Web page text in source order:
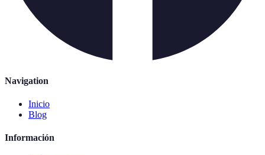
Navigation
Inicio
Blog
Información